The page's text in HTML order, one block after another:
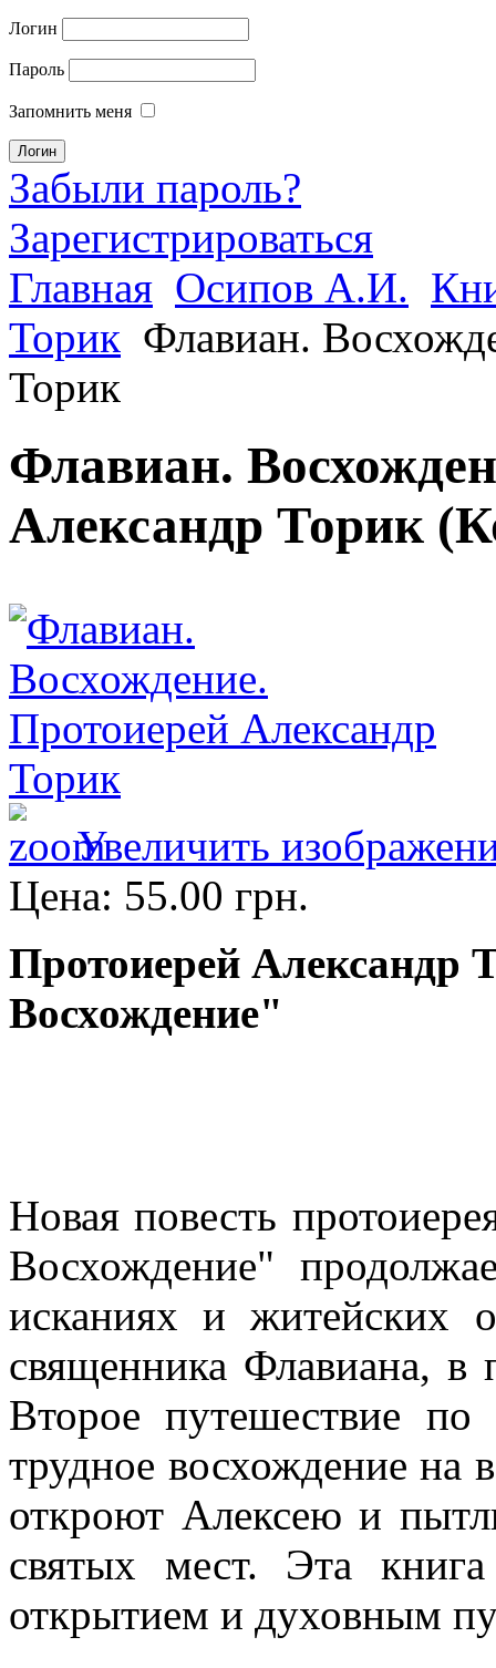
Логин
Пароль
Запомнить меня
Забыли пароль?
Зарегистрироваться
Главная Осипов А.И.
Торик Флавиан.
Торик
Флавиан.
Александр Торик
Увеличить
Цена: 55.00 грн.
Протоиерей Александр
Восхождение"
Новая повесть
Восхождение"
исканиях и житейских
священника Флавиана, в
Второе путешествие
трудное восхождение на
откроют Алексею и
святых мест. Эта
открытием и духовным